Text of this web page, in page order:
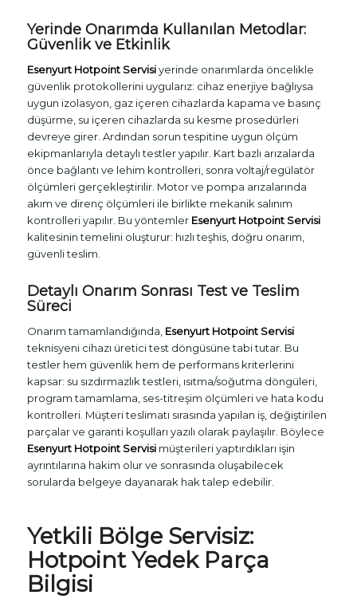
Yerinde Onarımda Kullanılan Metodlar:
Güvenlik ve Etkinlik
Esenyurt Hotpoint Servisiyerinde onarımlarda öncelikle
güvenlik protokollerini uygularız: cihaz enerjiye bağlıysa
uygun izolasyon, gaz içeren cihazlarda kapama ve basınç
düşürme, su içeren cihazlarda su kesme prosedürleri
devreye girer. Ardından sorun tespitine uygun ölçüm
ekipmanlarıyla detaylı testler yapılır. Kart bazlı arızalarda
önce bağlantı ve lehim kontrolleri, sonra voltaj/regülatör
ölçümleri gerçekleştirilir. Motor ve pompa arızalarında
akım ve direnç ölçümleri ile birlikte mekanik salınım
kontrolleri yapılır. Bu yöntemler Esenyurt Hotpoint Servisi
kalitesinin temelini oluşturur: hızlı teşhis, doğru onarım,
güvenli teslim.
Detaylı Onarım Sonrası Test ve Teslim
Süreci
Onarım tamamlandığında, Esenyurt Hotpoint Servisi
teknisyeni cihazı üretici test döngüsüne tabi tutar. Bu
testler hem güvenlik hem de performans kriterlerini
kapsar: su sızdırmazlık testleri, ısıtma/soğutma döngüleri,
program tamamlama, ses-titreşim ölçümleri ve hata kodu
kontrolleri. Müşteri teslimatı sırasında yapılan iş, değiştirilen
parçalar ve garanti koşulları yazılı olarak paylaşılır. Böylece
Esenyurt Hotpoint Servisimüşterileri yaptırdıkları işin
ayrıntılarına hakim olur ve sonrasında oluşabilecek
sorularda belgeye dayanarak hak talep edebilir.
Yetkili Bölge Servisiz:
Hotpoint Yedek Parça
Bilgisi